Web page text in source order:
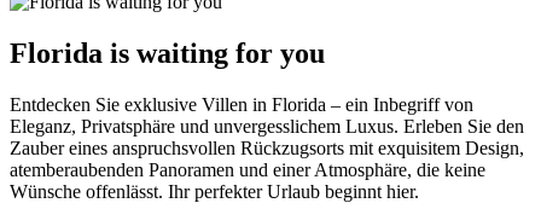
Florida is waiting for you
Entdecken Sie exklusive Villen in Florida – ein Inbegriff von
Eleganz, Privatsphäre und unvergesslichem Luxus. Erleben Sie den
Zauber eines anspruchsvollen Rückzugsorts mit exquisitem Design,
atemberaubenden Panoramen und einer Atmosphäre, die keine
Wünsche offenlässt. Ihr perfekter Urlaub beginnt hier.